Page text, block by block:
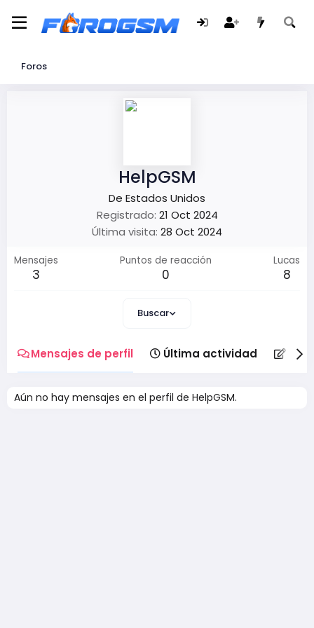
Foros
HelpGSM
De Estados Unidos
Registrado 21 Oct 2024
Última visita 28 Oct 2024
Mensajes
3
Puntos de reacción
0
Lucas
8
Buscar
Mensajes de perfil Última actividad
Aún no hay mensajes en el perfil de HelpGSM.